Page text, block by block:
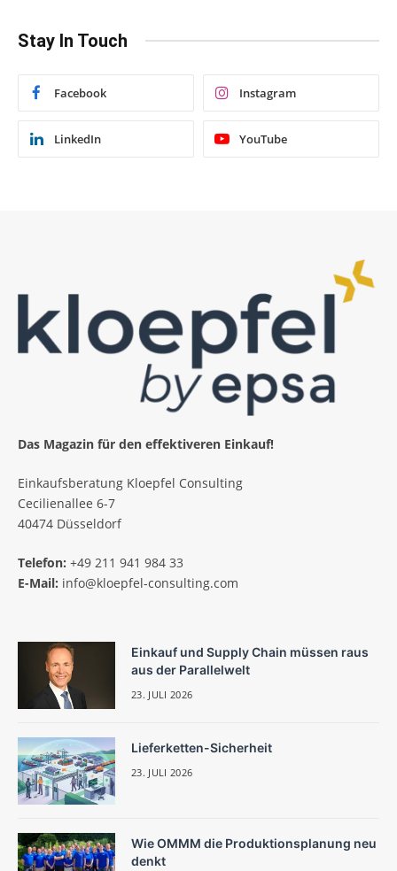
Stay In Touch
Facebook Instagram
LinkedIn YouTube
Das Magazin für den effektiveren Einkauf!
Einkaufsberatung Kloepfel Consulting
Cecilienallee 6-7
40474 Düsseldorf
Telefon: +49 211 941 984 33
E-Mail: info@kloepfel-consulting.com
Einkauf und Supply Chain müssen raus
aus der Parallelwelt
23. JULI 2026
Lieferketten-Sicherheit
23. JULI 2026
Wie OMMM die Produktionsplanung neu
denkt